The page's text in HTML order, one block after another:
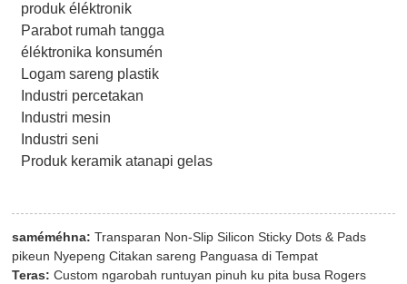
produk éléktronik
Parabot rumah tangga
éléktronika konsumén
Logam sareng plastik
Industri percetakan
Industri mesin
Industri seni
Produk keramik atanapi gelas
saméméhna: Transparan Non-Slip Silicon Sticky Dots & Pads
pikeun Nyepeng Citakan sareng Panguasa di Tempat
Teras: Custom ngarobah runtuyan pinuh ku pita busa Rogers